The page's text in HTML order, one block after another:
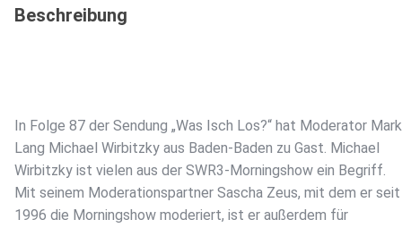
Beschreibung
In Folge 87 der Sendung „Was Isch Los?“ hat Moderator
Lang Michael Wirbitzky aus Baden-Baden zu Gast. Michael
Wirbitzky ist vielen aus der SWR3-Morningshow ein Begriff.
Mit seinem Moderationspartner Sascha Zeus, mit dem er seit
1996 die Morningshow moderiert, ist er außerdem für